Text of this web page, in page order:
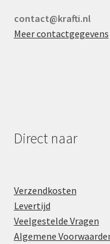
contact@krafti.nl
Meer contactgegevens
Direct naar
Verzendkosten
Levertijd
Veelgestelde Vragen
Algemene